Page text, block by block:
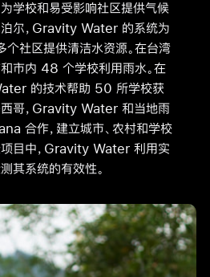
学校和易受影响社区提供气候
泊尔，Gravity Water 的系统为
社区提供清洁水资源。在台湾
市内 48 个学校利用雨水。在
的技术帮助 50 所学校获
西哥，Gravity Water 和当地雨
合作，建立城市、农村和学校
项目中，Gravity Water 利用实
其系统的有效性。